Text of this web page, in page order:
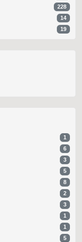
228
14
19
1
6
3
5
8
2
3
1
1
5